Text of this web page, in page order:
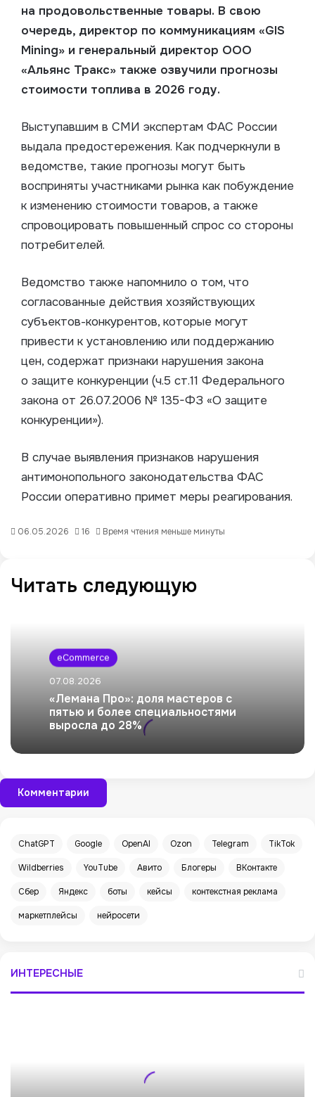
на продовольственные товары. В свою
очередь, директор по коммуникациям «GIS
Mining» и генеральный директор ООО
«Альянс Тракс» также озвучили прогнозы
стоимости топлива в 2026 году.
Выступавшим в СМИ экспертам ФАС России
выдала предостережения. Как подчеркнули в
ведомстве, такие прогнозы могут быть
восприняты участниками рынка как побуждение
к изменению стоимости товаров, а также
спровоцировать повышенный спрос со стороны
потребителей.
Ведомство также напомнило о том, что
согласованные действия хозяйствующих
субъектов-конкурентов, которые могут
привести к установлению или поддержанию
цен, содержат признаки нарушения закона
о защите конкуренции (ч.5 ст.11 Федерального
закона от 26.07.2006 № 135-ФЗ «О защите
конкуренции»).
В случае выявления признаков нарушения
антимонопольного законодательства ФАС
России оперативно примет меры реагирования.
06.05.2026 16 Время чтения меньше минуты
Читать следующую
eCommerce
07.08.2026
«Лемана Про»: доля мастеров с
пятью и более специальностями
выросла до 28%
Комментарии
ChatGPT Google OpenAI Ozon Telegram TikTok
Wildberries YouTube Авито Блогеры ВКонтакте
Сбер Яндекс боты кейсы контекстная реклама
маркетплейсы нейросети
ИНТЕРЕСНЫЕ